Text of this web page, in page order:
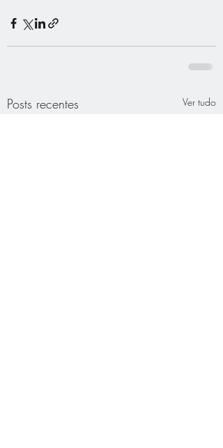
Posts recentes Ver tudo